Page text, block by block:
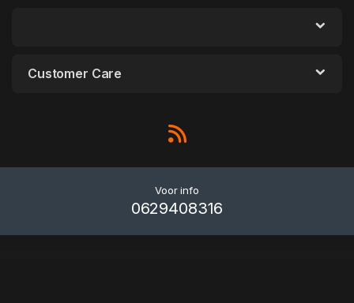
Customer Care
Voor info
0629408316